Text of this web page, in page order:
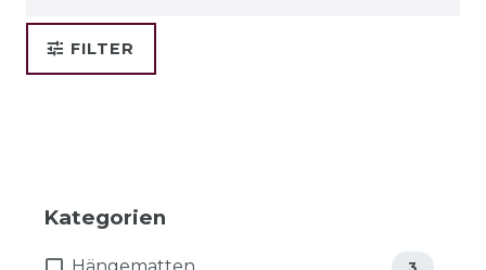
FILTER
Kategorien
3